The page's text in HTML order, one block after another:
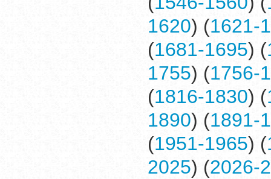
1620) (1621-
(1681-1695) (
1755) (1756-
(1816-1830) (
1890) (1891-
(1951-1965) (
2025) (2026-